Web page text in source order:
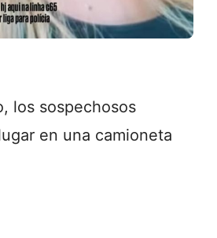
los sospechosos
en una camioneta